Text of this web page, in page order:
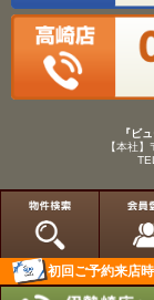
『ビ
【本社
初回ご予約来店